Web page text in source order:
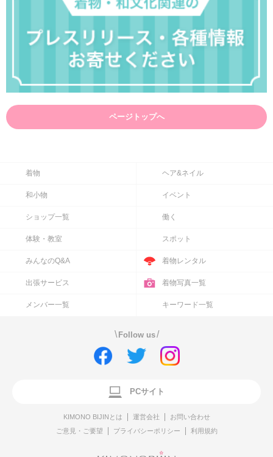
ページトップへ
着物 ヘア&ネイル
和小物 イベント
ショップ一覧 働く
体験・教室 スポット
みんなのQ&A 着物レンタル
出張サービス 着物写真一覧
メンバー一覧 キーワード一覧
\ Follow us/
PCサイト
KIMONO BIJINとは 運営会社
お問い合わせ
ご意見・ご要望
プライバシーポリシー 利用規約